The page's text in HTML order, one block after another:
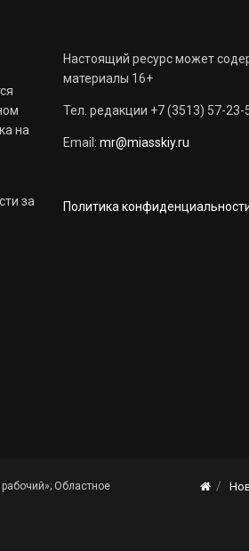
на
за
Настоящий ресурс может
материалы 16+
Тел. редакции +7 (3513) 57-23-
Email: mr@miasskiy.ru
Политика
Областное